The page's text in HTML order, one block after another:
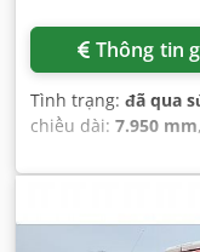
Thông tin
Tình trạng: đã qua
chiều dài: 7.950 mm,